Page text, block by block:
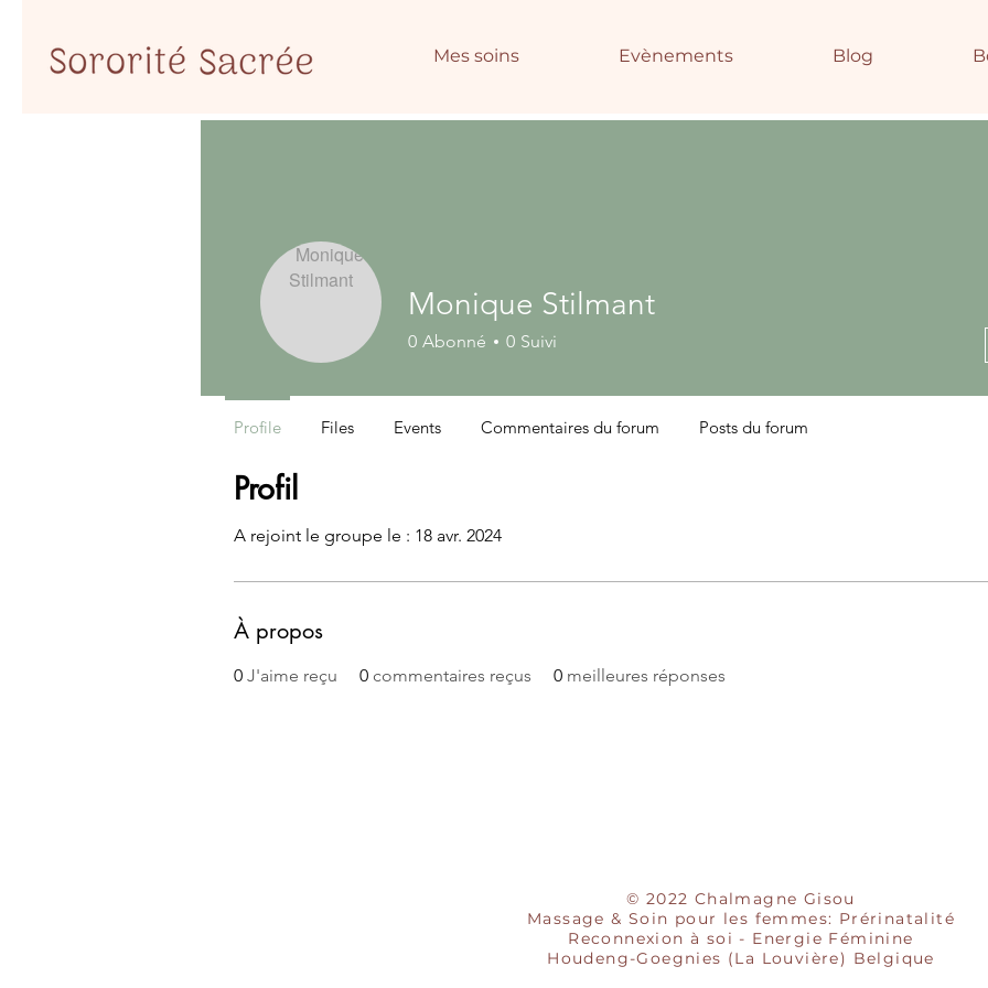
Mes soins Evènements Blog
Profil
A rejoint le groupe le : 18 avr. 2024
À propos
0 J'aime reçu 0 commentaires reçus 0 meilleures réponses
Monique Stilmant
0 Abonné 0 Suivi
Profile Files Events Commentaires du forum Posts du forum
© 2022 Chalmagne Gisou
Massage & Soin pour les femmes: Prérinatalité
Reconnexion à soi - Energie Féminine
Houdeng-Goegnies (La Louvière) Belgique